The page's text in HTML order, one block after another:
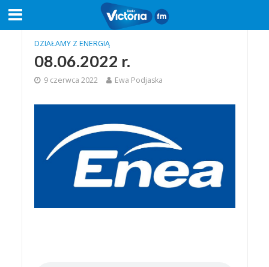
DZIAŁAMY Z ENERGIĄ
08.06.2022 r.
9 czerwca 2022 Ewa Podjaska